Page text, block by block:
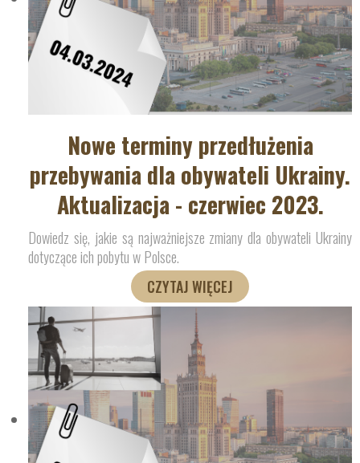
Nowe terminy przedłużenia
przebywania dla obywateli Ukrainy.
Aktualizacja - czerwiec 2023.
Dowiedz się, jakie są najważniejsze zmiany dla obywateli Ukrainy
dotyczące ich pobytu w Polsce.
CZYTAJ WIĘCEJ